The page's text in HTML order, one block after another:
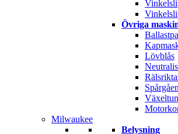
Övriga
Lövblås
Milwaukee
Belysning